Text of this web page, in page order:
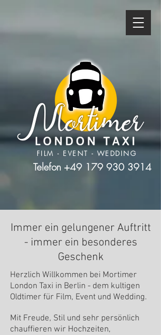
FILM - EVENT - WEDDING
Telefon +49 179 930 3914
Immer ein gelungener Auftritt
- immer ein besonderes
Geschenk
Herzlich Willkommen bei Mortimer
London Taxi in Berlin - dem kultigen
Oldtimer für Film, Event und Wedding.
Mit Freude, Stil und sehr persönlich
chauffieren wir Hochzeiten,